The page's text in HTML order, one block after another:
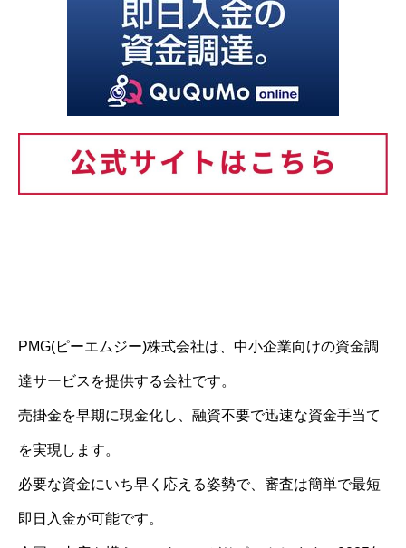
PMG(ピーエムジー)株式会社は、中小企業向けの資金調
達サービスを提供する会社です。
売掛金を早期に現金化し、融資不要で迅速な資金手当て
を実現します。
必要な資金にいち早く応える姿勢で、審査は簡単で最短
即日入金が可能です。